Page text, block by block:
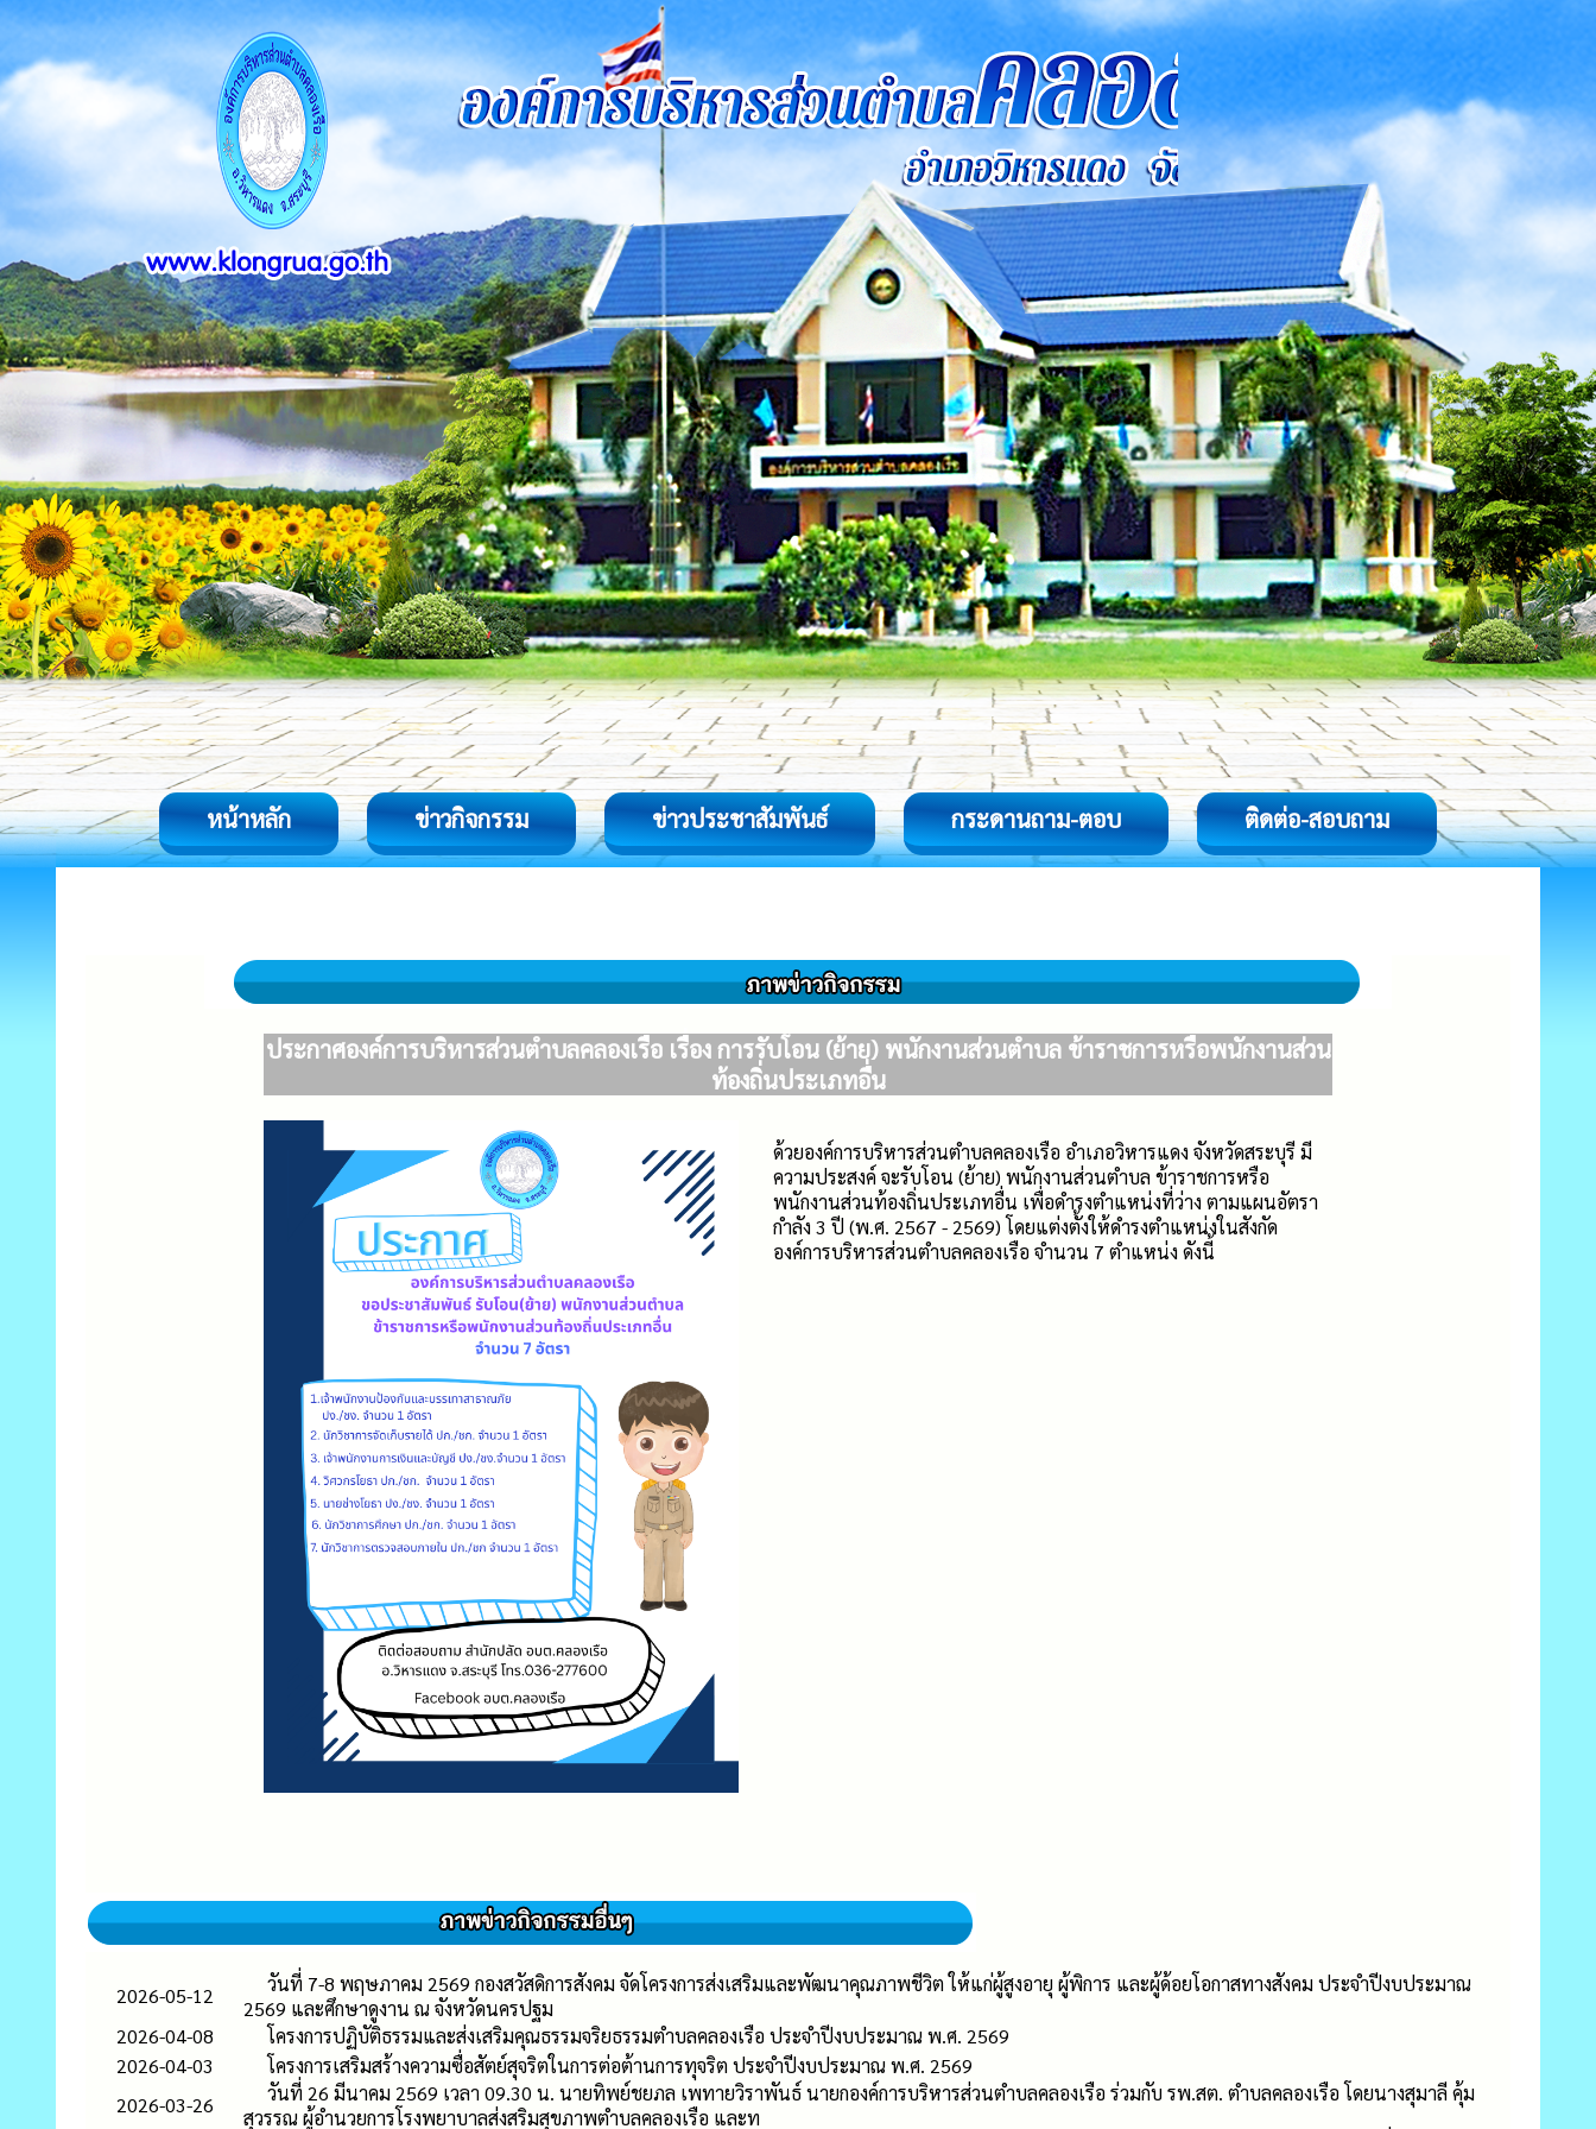
หน้าหลัก ข่าวกิจกรรม ข่าวประชาสัมพันธ์ กระดานถาม-ตอบ ติดต่อ-สอบถาม
ประกาศองค์การบริหารส่วนตำบลคลองเรือ เรื่อง การรับโอน (ย้าย) พนักงานส่วนตำบล ข้าราชการหรือพนักงานส่วน
ท้องถิ่นประเภทอื่น
ด้วยองค์การบริหารส่วนตำบลคลองเรือ อำเภอวิหารแดง จังหวัดสระบุรี มี
ความประสงค์ จะรับโอน (ย้าย) พนักงานส่วนตำบล ข้าราชการหรือ
พนักงานส่วนท้องถิ่นประเภทอื่น เพื่อดำรงตำแหน่งที่ว่าง ตามแผนอัตรา
กำลัง 3 ปี (พ.ศ. 2567 - 2569) โดยแต่งตั้งให้ดำรงตำแหน่งในสังกัด
องค์การบริหารส่วนตำบลคลองเรือ จำนวน 7 ตำแหน่ง ดังนี้
2026-05-12
วันที่ 7-8 พฤษภาคม 2569 กองสวัสดิการสังคม จัดโครงการส่งเสริมและพัฒนาคุณภาพชีวิต ให้แก่ผู้สูงอายุ ผู้พิการ และผู้ด้อยโอกาสทางสังคม ประจำปีงบประมาณ
2569 และศึกษาดูงาน ณ จังหวัดนครปฐม
2026-04-08
โครงการปฏิบัติธรรมและส่งเสริมคุณธรรมจริยธรรมตำบลคลองเรือ ประจำปีงบประมาณ พ.ศ. 2569
2026-04-03
โครงการเสริมสร้างความซื่อสัตย์สุจริตในการต่อต้านการทุจริต ประจำปีงบประมาณ พ.ศ. 2569
2026-03-26
วันที่ 26 มีนาคม 2569 เวลา 09.30 น. นายทิพย์ชยภล เพทายวิราพันธ์ นายกองค์การบริหารส่วนตำบลคลองเรือ ร่วมกับ รพ.สต. ตำบลคลองเรือ โดยนางสุมาลี คุ้ม
สุวรรณ ผู้อำนวยการโรงพยาบาลส่งสริมสุขภาพตำบลคลองเรือ และท